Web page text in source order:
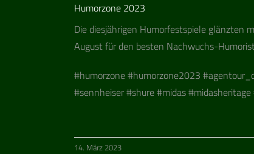
grösseres
Bild
Humorzone 2023
Die dies­jäh­ri­gen Humor­fest­spiele glänz­ten
August für den bes­ten Nach­wuchs-
#humor­zone #humorzone2023
#senn­hei­ser #shure #midas
14. März 2023